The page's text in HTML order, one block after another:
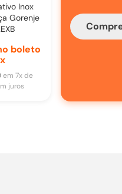
Inox
Gorenje
boleto
em 7x de
juros